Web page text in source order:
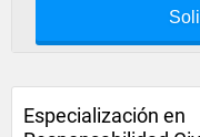
Especialización en